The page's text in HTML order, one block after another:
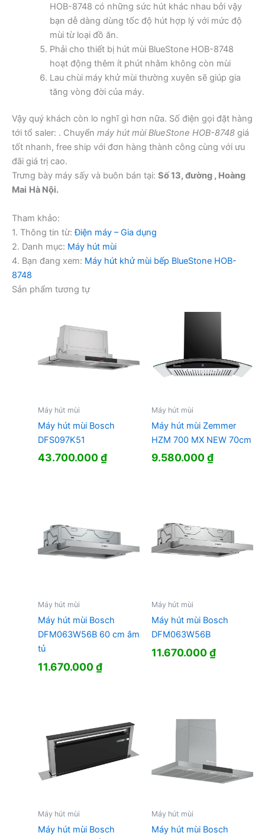
HOB-8748 có những sức hút khác nhau bởi vậy
bạn dễ dàng dùng tốc độ hút hợp lý với mức độ
mùi từ loại đồ ăn.
Phải cho thiết bị hút mùi BlueStone HOB-8748
hoạt động thêm ít phút nhằm không còn mùi
Lau chùi máy khử mùi thường xuyên sẽ giúp gia
tăng vòng đời của máy.
Vậy quý khách còn lo nghĩ gì hơn nữa. Số điện gọi đặt hàng
tới tổ saler: . Chuyển máy hút mùi BlueStone HOB-8748 giá
tốt nhanh, free ship với đơn hàng thành công cùng với ưu
đãi giá trị cao.
Trưng bày máy sấy và buôn bán tại: Số 13, đường , Hoàng
Mai Hà Nội.
Tham khảo:
1. Thông tin từ:Điện máy – Gia dụng
2. Danh mục: Máy hút mùi
4. Bạn đang xem: Máy hút khử mùi bếp BlueStone HOB-
8748
Sản phẩm tương tự
Máy hút mùi
Máy hút mùi Bosch
DFS097K51
43.700.000₫
Máy hút mùi
Máy hút mùi Zemmer
HZM 700 MX NEW 70cm
9.580.000₫
Máy hút mùi
Máy hút mùi Bosch
DFM063W56B 60 cm âm
tủ
11.670.000₫
Máy hút mùi
Máy hút mùi Bosch
DFM063W56B
11.670.000₫
Máy hút mùi
Máy hút mùi Bosch
Máy hút mùi
Máy hút mùi Bosch